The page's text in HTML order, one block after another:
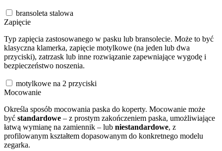
bransoleta stalowa
Zapięcie
Typ zapięcia zastosowanego w pasku lub bransolecie. Może to być
klasyczna klamerka, zapięcie motylkowe (na jeden lub dwa
przyciski), zatrzask lub inne rozwiązanie zapewniające wygodę i
bezpieczeństwo noszenia.
motylkowe na 2 przyciski
Mocowanie
Określa sposób mocowania paska do koperty. Mocowanie może
być standardowe – z prostym zakończeniem paska, umożliwiające
łatwą wymianę na zamiennik – lub niestandardowe, z
profilowanym kształtem dopasowanym do konkretnego modelu
zegarka.